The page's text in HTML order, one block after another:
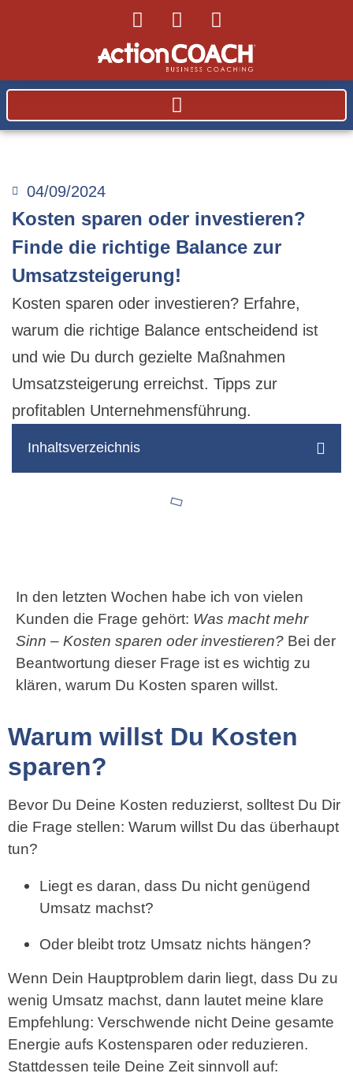
04/09/2024
Kosten sparen oder investieren?
Finde die richtige Balance zur
Umsatzsteigerung!
Kosten sparen oder investieren? Erfahre,
warum die richtige Balance entscheidend ist
und wie Du durch gezielte Maßnahmen
Umsatzsteigerung erreichst. Tipps zur
profitablen Unternehmensführung.
Inhaltsverzeichnis
In den letzten Wochen habe ich von vielen
Kunden die Frage gehört: Was macht mehr
Sinn – Kosten sparen oder investieren? Bei der
Beantwortung dieser Frage ist es wichtig zu
klären, warum Du Kosten sparen willst.
Warum willst Du Kosten
sparen?
Bevor Du Deine Kosten reduzierst, solltest Du Dir
die Frage stellen: Warum willst Du das überhaupt
tun?
Liegt es daran, dass Du nicht genügend
Umsatz machst?
Oder bleibt trotz Umsatz nichts hängen?
Wenn Dein Hauptproblem darin liegt, dass Du zu
wenig Umsatz machst, dann lautet meine klare
Empfehlung: Verschwende nicht Deine gesamte
Energie aufs Kostensparen oder reduzieren.
Stattdessen teile Deine Zeit sinnvoll auf: